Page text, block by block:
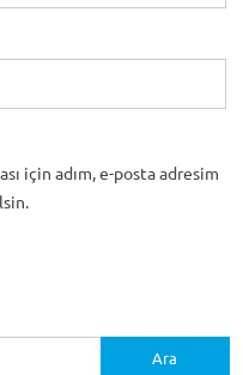
için adım, e-posta adresim